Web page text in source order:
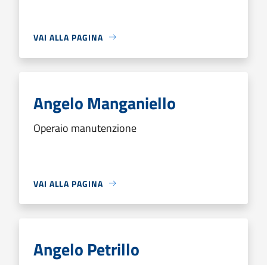
VAI ALLA PAGINA
Angelo Manganiello
Operaio manutenzione
VAI ALLA PAGINA
Angelo Petrillo